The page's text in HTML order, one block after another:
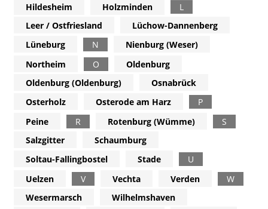
Hildesheim
Holzminden
L
Leer / Ostfriesland
Lüchow-Dannenberg
Lüneburg
N
Nienburg (Weser)
Northeim
O
Oldenburg
Oldenburg (Oldenburg)
Osnabrück
Osterholz
Osterode am Harz
P
Peine
R Rotenburg (Wümme)
S
Salzgitter
Schaumburg
Soltau-Fallingbostel
Stade
U
Uelzen
V Vechta Verden
W
Wesermarsch
Wilhelmshaven